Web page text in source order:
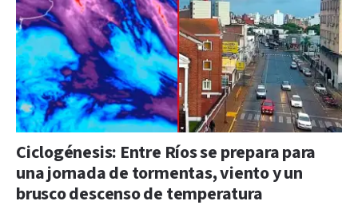
Ciclogénesis: Entre Ríos se prepara para
una jornada de tormentas, viento y un
brusco descenso de temperatura